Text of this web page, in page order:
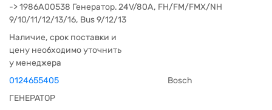
-> 1986A00538 Генератор. 24V/80A, FH/FM/FMX/NH
9/10/11/12/13/16, Bus 9/12/13
Наличие, срок поставки и
цену необходимо уточнить
у менеджера
0124655405
Bosch
ГЕНЕРАТОР